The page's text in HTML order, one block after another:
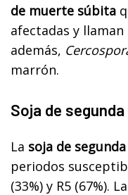
de muerte súbita
afectadas y llaman
además,
marrón.
Soja de segunda
La soja de segunda
periodos
(33%) y R5 (67%). La